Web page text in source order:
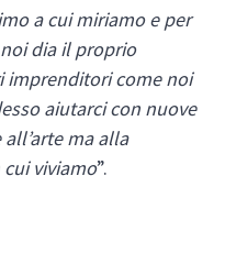
a cui miriamo e per
dia il proprio
imprenditori come noi
aiutarci con nuove
ma alla
cui viviamo”.